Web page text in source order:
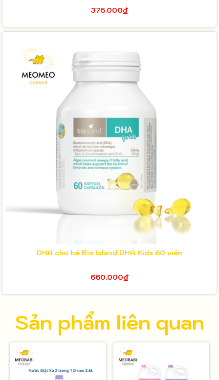
375.000₫
DHA cho bé Bio Island DHA Kids 60 viên
660.000₫
Sản phẩm liên quan